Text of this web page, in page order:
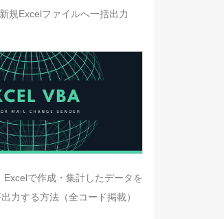
規Excelファイルへ一括出力
Excelで作成・集計したデータを
力する方法（全コード掲載）